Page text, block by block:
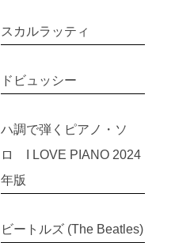
スカルラッティ
ドビュッシー
ハ調で弾くピアノ・ソ
ロ I LOVE PIANO 2024
年版
ビートルズ (The Beatles)